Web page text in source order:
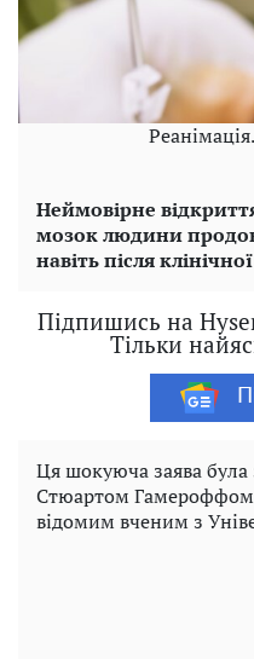
Неймовірне
мозок людини
навіть після
Підпишись на
Тільки
Ця шокуюча заява
Стюартом Гамероффом,
відомим вченим з